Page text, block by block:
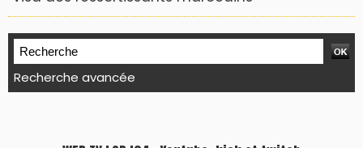
Recherche avancée